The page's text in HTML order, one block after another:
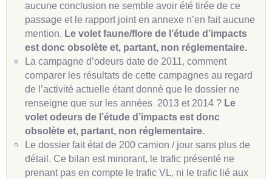
aucune conclusion ne semble avoir été tirée de ce
passage et le rapport joint en annexe n’en fait aucune
mention. Le volet faune/flore de l’étude d’impacts
est donc obsolète et, partant, non réglementaire.
La campagne d’odeurs date de 2011, comment
comparer les résultats de cette campagnes au regard
de l’activité actuelle étant donné que le dossier ne
renseigne que sur les années 2013 et 2014 ? Le
volet odeurs de l’étude d’impacts est donc
obsolète et, partant, non réglementaire.
Le dossier fait état de 200 camion / jour sans plus de
détail. Ce bilan est minorant, le trafic présenté ne
prenant pas en compte le trafic VL, ni le trafic lié aux